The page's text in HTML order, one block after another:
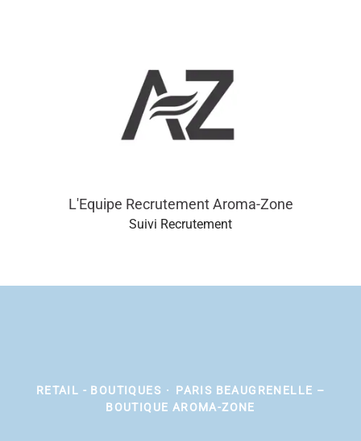
L'Equipe Recrutement Aroma-Zone
Suivi Recrutement
RETAIL - BOUTIQUES ·
PARIS BEAUGRENELLE –
BOUTIQUE AROMA-ZONE